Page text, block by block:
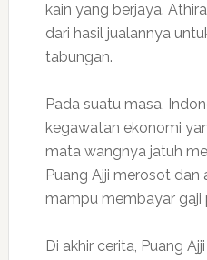
kain yang berjaya.
dari hasil jualannya
tabungan.
Pada suatu masa,
kegawatan ekonomi
mata wangnya jatuh
Puang Ajji merosot dan
mampu membayar gaji
Di akhir cerita, Puang